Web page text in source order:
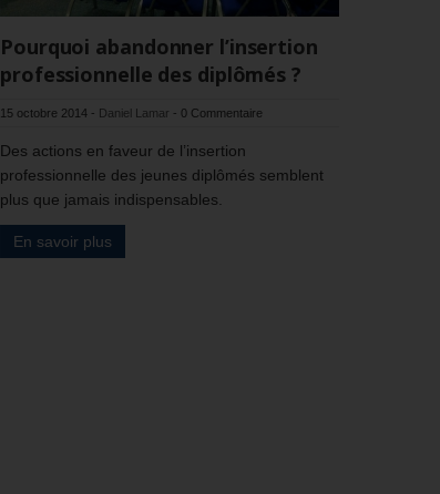
Pourquoi abandonner l’insertion
professionnelle des diplômés ?
15 octobre 2014 - Daniel Lamar - 0 Commentaire
Des actions en faveur de l’insertion
professionnelle des jeunes diplômés semblent
plus que jamais indispensables.
En savoir plus